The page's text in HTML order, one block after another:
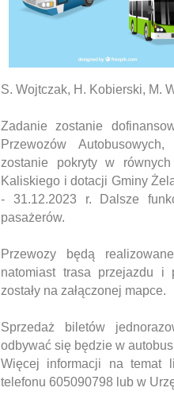
S. Wojtczak, H. Kobierski, M.
Zadanie zostanie
Przewozów
zostanie pokryty w
Kaliskiego i dotacji Gminy
- 31.12.2023 r. Dalsze
pasażerów.
Przewozy będą
natomiast trasa przejazdu i
zostały na załączonej mapce.
Sprzedaż biletów
odbywać się będzie w
Więcej informacji na temat
telefonu 605090798 lub w